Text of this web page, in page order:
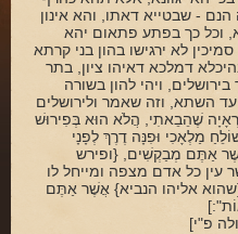
- שבטייא דאתו, והא אינון
וכל כך בפתע פתאום יהא
לא ירגישו בהון בני קרתא
דמלכא דאיהו ציון, בתר
ויהי להון בשורה
השתא, וזה שאמר ולירושלים
שֶׁהֵבֵאתִי, הֲלֹא הוּא בְּפִירוּשׁ
מַלְאָכִי וּפִנָּה דֶרֶךְ לְפָנָי
אַתֶּם מְבַקְשִׁים, {ופירש
כל אדם מצפה ומייחל לו
אליהו הנביא} אֲשֶׁר אַתֶּם
פ"י]